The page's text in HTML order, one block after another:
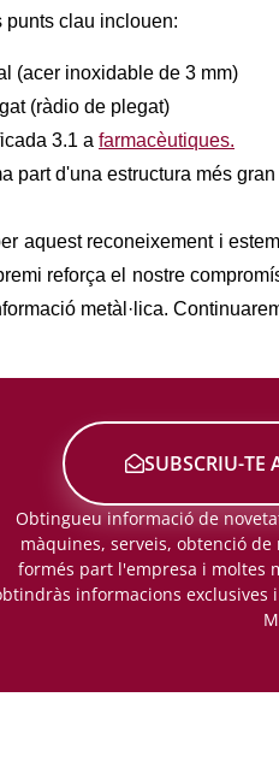
punts clau inclouen:
(acer inoxidable de 3 mm)
(ràdio de plegat)
3.1 a farmacèutiques.
part d'una estructura més
aquest reconeixement i
reforça el nostre
metàl·lica.
SUBSCRIU-TE
Obtingueu informació de
màquines, serveis, obtenció
formés part l'empresa i moltes
informacions exclusives